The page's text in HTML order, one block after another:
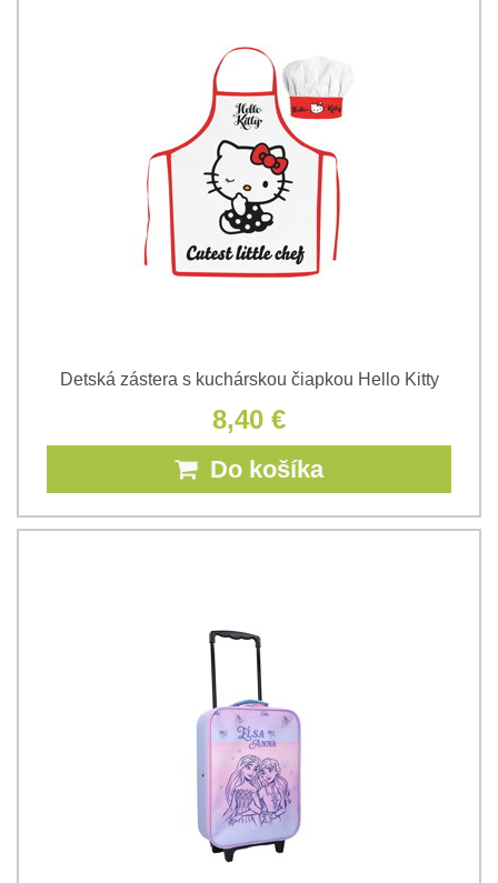
Detská zástera s kuchárskou čiapkou Hello Kitty
8,40 €
Do košíka